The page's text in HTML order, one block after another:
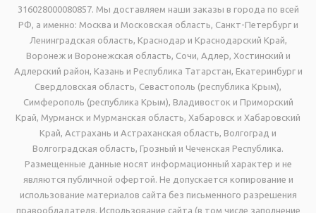
316028000080857. Мы доставляем наши заказы в города по всей
РФ, а именно: Москва и Московская область, Санкт-Петербург и
Ленинградская область, Краснодар и Краснодарский Край,
Воронеж и Воронежская область, Сочи, Адлер, Хостинский и
Адлерский район, Казань и Республика Татарстан, Екатеринбург и
Свердловская область, Севастополь (республика Крым),
Симферополь (республика Крым), Владивосток и Приморский
Край, Мурманск и Мурманская область, Хабаровск и Хабаровский
Край, Астрахань и Астраханская область, Волгоград и
Волгоградская область, Грозный и Чеченская Республика.
Размещенные данные носят информационный характер и не
являются публичной офертой. Не допускается копирование и
использование материалов сайта без письменного разрешения
правообладателя. Использование сайта (в том числе заполнение